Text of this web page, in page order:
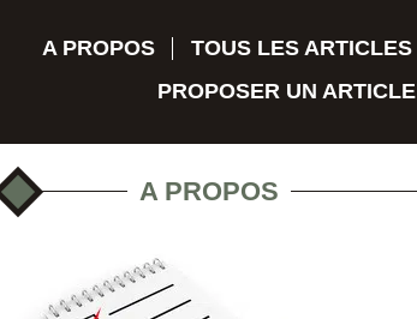
A PROPOS
TOUS LES ARTICLES
PROPOSER UN ARTICLE
A PROPOS